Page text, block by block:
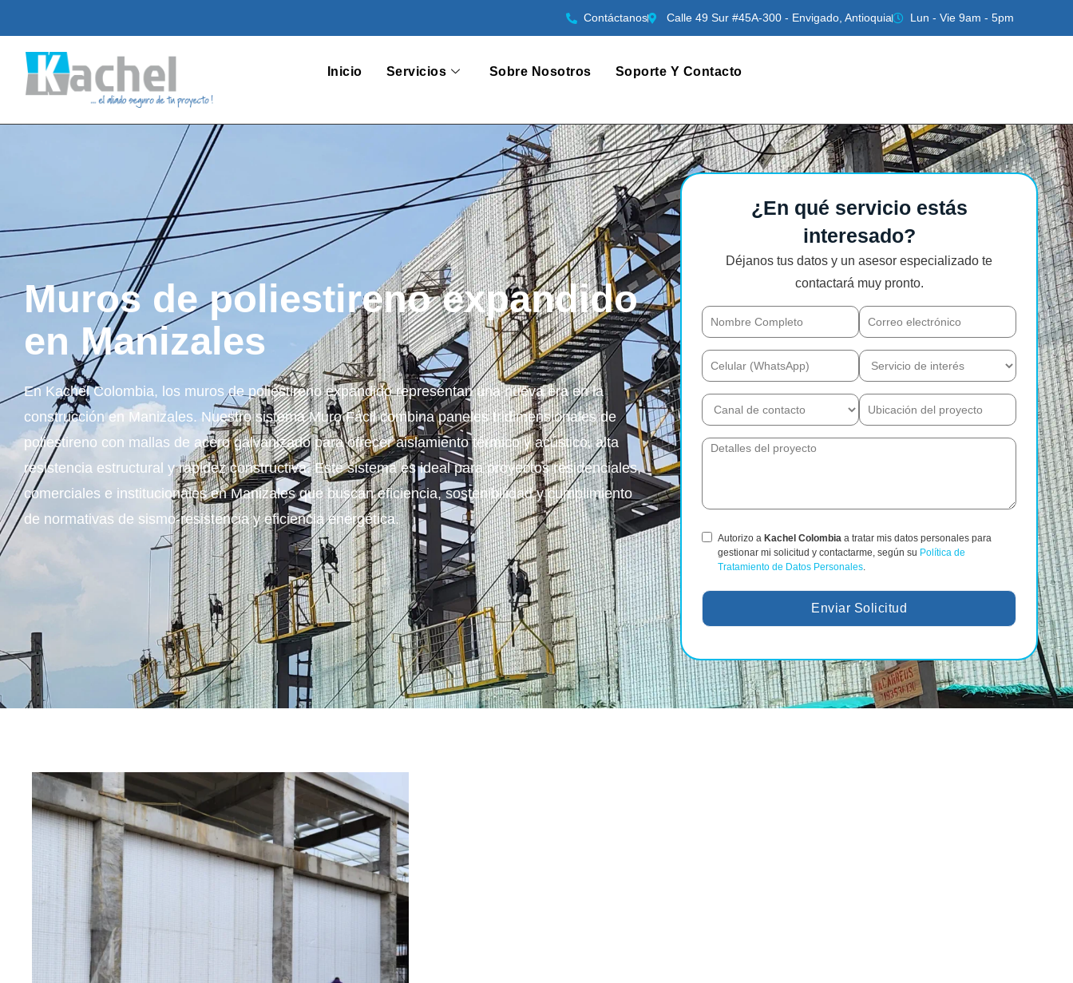
Contáctanos Calle 49 Sur #45A-300 - Envigado, Antioquia Lun - Vie 9am - 5pm
Inicio Servicios Sobre Nosotros Soporte Y Contacto
Muros de poliestireno expandido
en Manizales
En Kachel Colombia, los muros de poliestireno expandido representan una nueva era en la
construcción en Manizales. Nuestro sistema Muro Fácil combina paneles tridimensionales de
poliestireno con mallas de acero galvanizado para ofrecer aislamiento térmico y acústico, alta
resistencia estructural y rapidez constructiva. Este sistema es ideal para proyectos residenciales,
comerciales e institucionales en Manizales que buscan eficiencia, sostenibilidad y cumplimiento
de normativas de sismo-resistencia y eficiencia energética.
¿En qué servicio estás
interesado?
Déjanos tus datos y un asesor especializado te
contactará muy pronto.
Autorizo a Kachel Colombia a tratar mis datos personales para
gestionar mi solicitud y contactarme, según su Política de
Tratamiento de Datos Personales.
Enviar Solicitud